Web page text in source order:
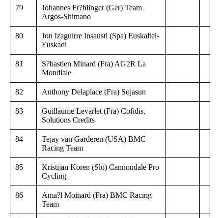
79
Johannes Fr?hlinger (Ger) Team
Argos-Shimano
80
Jon Izaguirre Insausti (Spa) Euskaltel-
Euskadi
81
S?bastien Minard (Fra) AG2R La
Mondiale
82 Anthony Delaplace (Fra) Sojasun
83
Guillaume Levarlet (Fra) Cofidis,
Solutions Credits
84
Tejay van Garderen (USA) BMC
Racing Team
85
Kristijan Koren (Slo) Cannondale Pro
Cycling
86
Ama?l Moinard (Fra) BMC Racing
Team